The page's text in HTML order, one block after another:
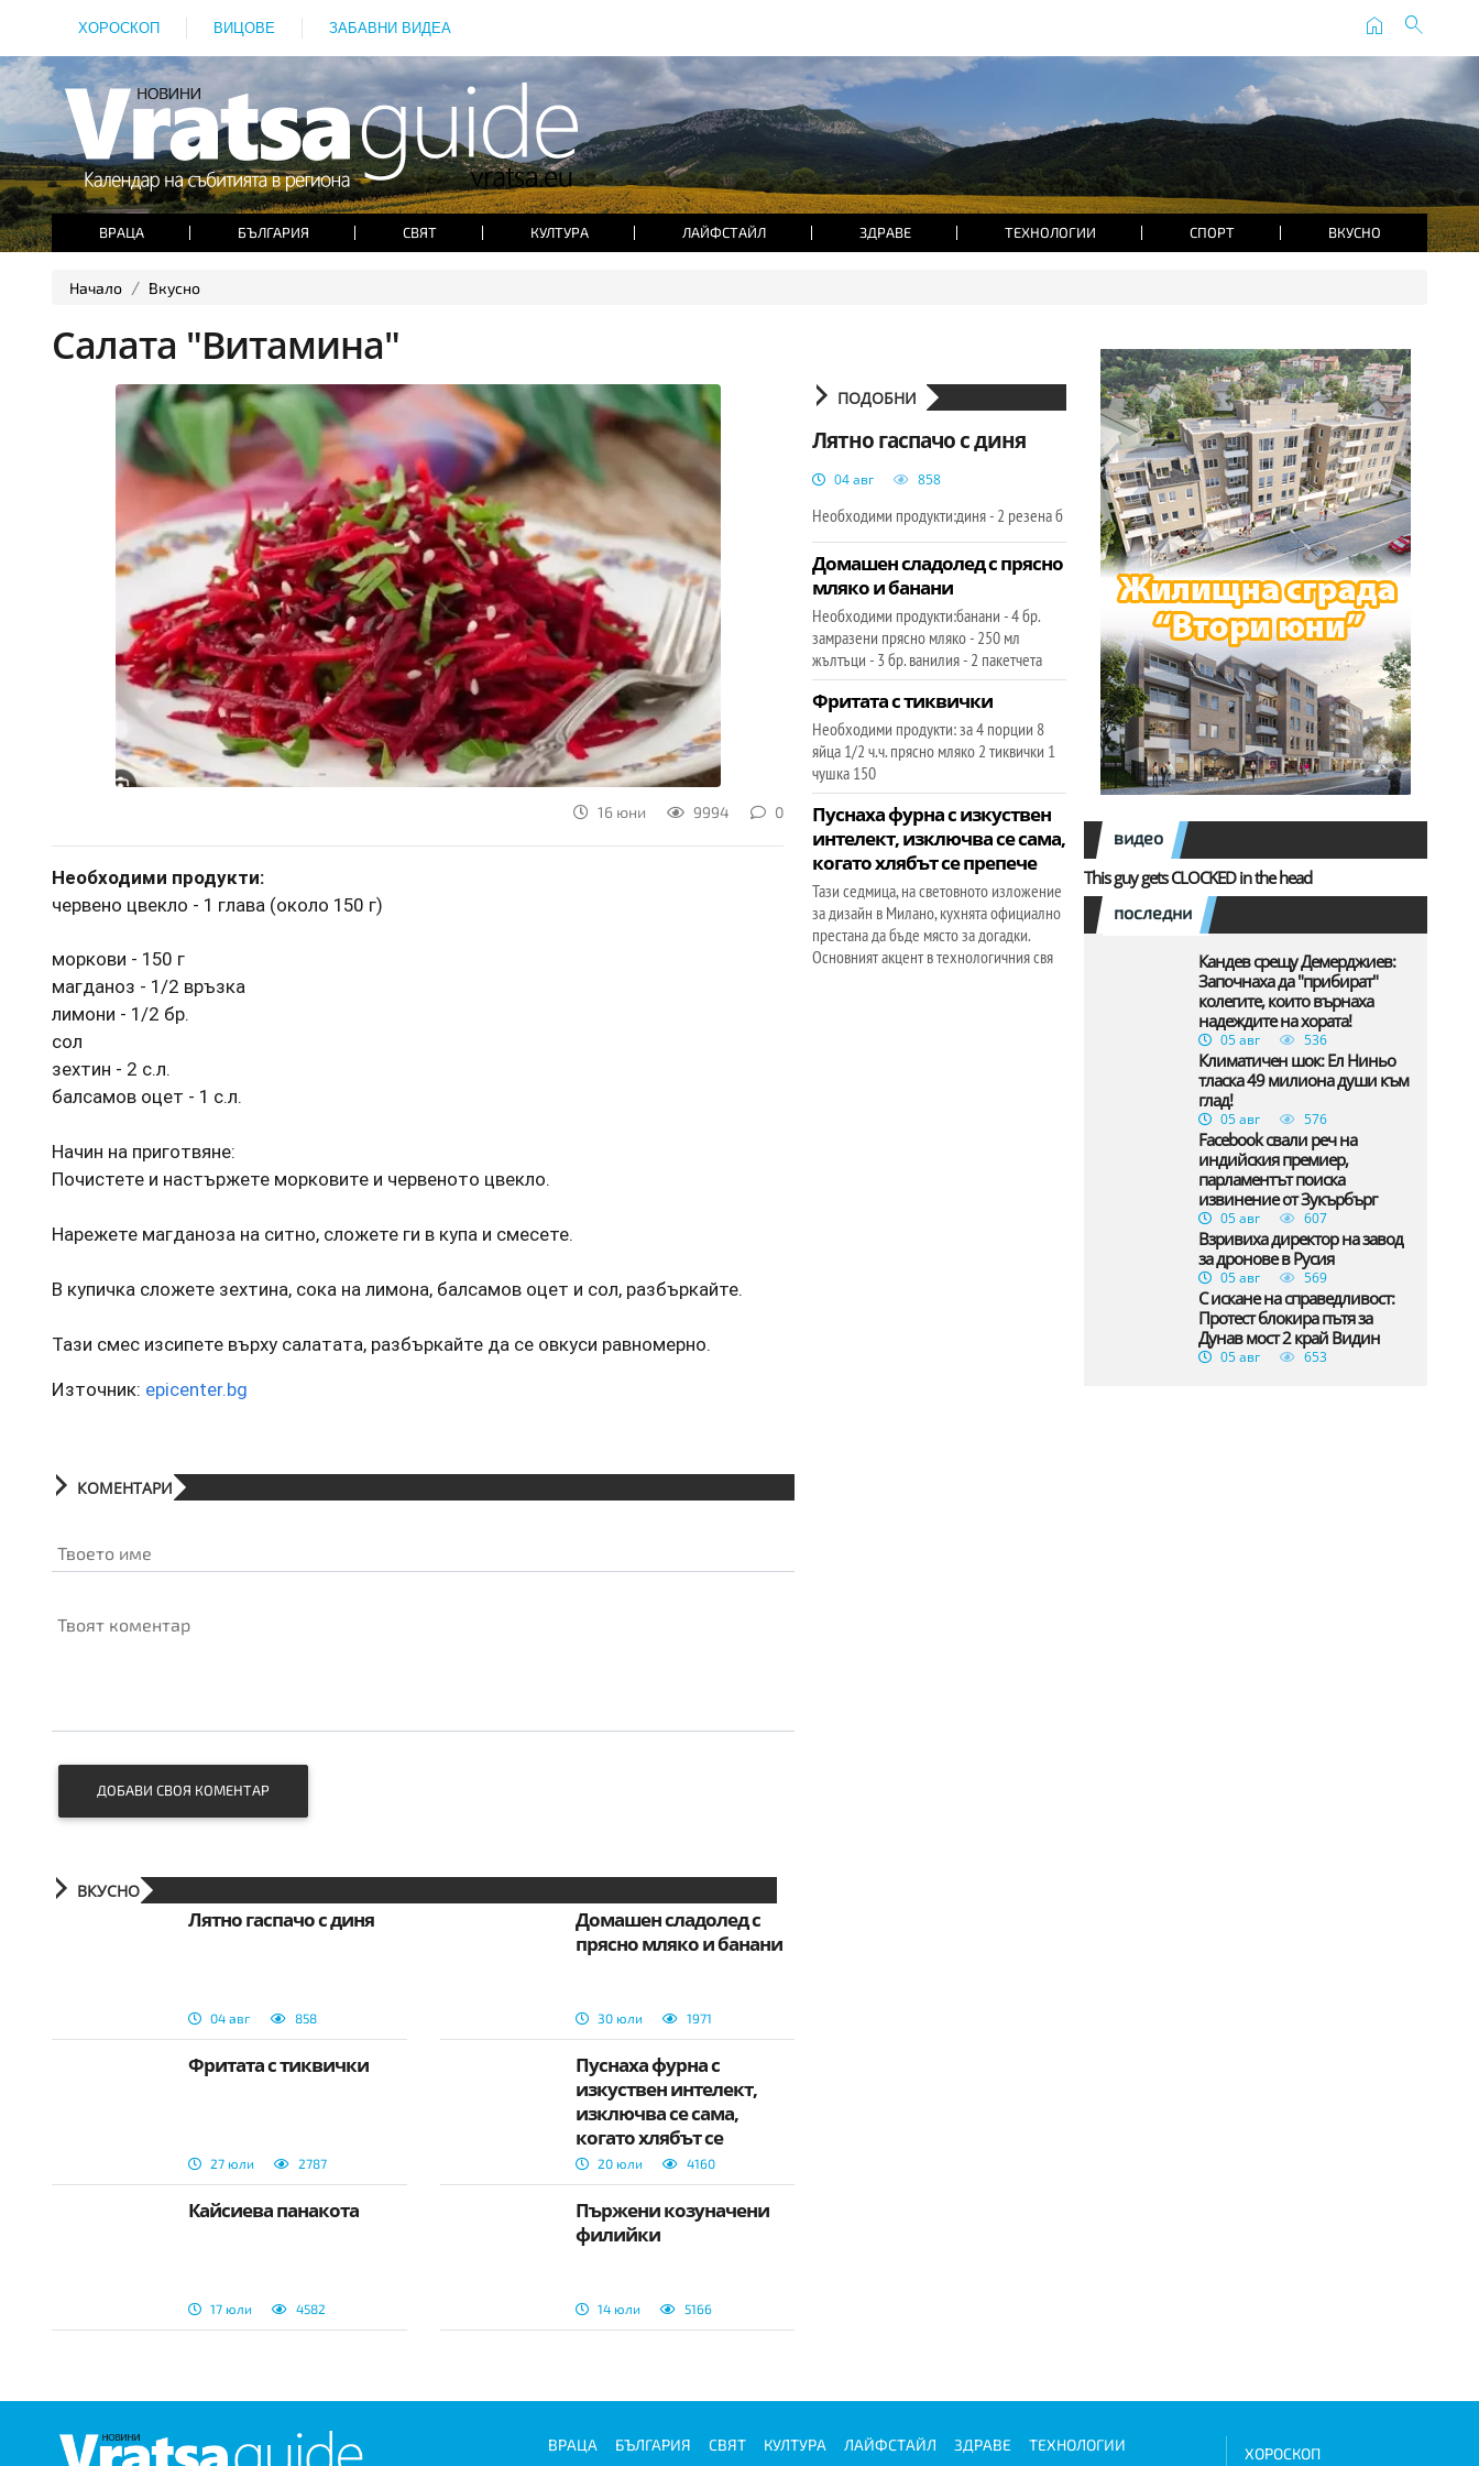
ХОРОСКОП ВИЦОВЕ ЗАБАВНИ ВИДЕА home search
ВРАЦА БЪЛГАРИЯ СВЯТ КУЛТУРА ЛАЙФСТАЙЛ ЗДРАВЕ ТЕХНОЛОГИИ СПОРТ ВКУСНО
Начало Вкусно
Салата "Витамина"
16 юни 9994 0
Необходими продукти:
червено цвекло - 1 глава (около 150 г)
моркови - 150 г
магданоз - 1/2 връзка
лимони - 1/2 бр.
сол
зехтин - 2 с.л.
балсамов оцет - 1 с.л.
Начин на приготвяне:
Почистете и настържете морковите и червеното цвекло.
Нарежете магданоза на ситно, сложете ги в купа и смесете.
В купичка сложете зехтина, сока на лимона, балсамов оцет и сол, разбъркайте.
Тази смес изсипете върху салатата, разбъркайте да се овкуси равномерно.
Източник: epicenter.bg
КОМЕНТАРИ
Твоето име
Твоят коментар
ДОБАВИ СВОЯ КОМЕНТАР
ВКУСНО
Лятно гаспачо с диня
04 авг 858
Домашен сладолед с
прясно мляко и банани
30 юли 1971
Фритата с тиквички
27 юли 2787
Пуснаха фурна с
изкуствен интелект,
изключва се сама,
когато хлябът се
препече
20 юли 4160
Кайсиева панакота
17 юли 4582
Пържени козуначени
филийки
14 юли 5166
ПОДОБНИ
Лятно гаспачо с диня
04 авг 858
Необходими продукти:диня - 2 резена б
Домашен сладолед с прясно
мляко и банани
Необходими продукти:банани - 4 бр.
замразени прясно мляко - 250 мл
жълтъци - 3 бр. ванилия - 2 пакетчета
Фритата с тиквички
Необходими продукти: за 4 порции 8
яйца 1/2 ч.ч. прясно мляко 2 тиквички 1
чушка 150
Пуснаха фурна с изкуствен
интелект, изключва се сама,
когато хлябът се препече
Тази седмица, на световното изложение
за дизайн в Милано, кухнята официално
престана да бъде място за догадки.
Основният акцент в технологичния свя
видео
This guy gets CLOCKED in the head
последни
Кандев срещу Демерджиев:
Започнаха да "прибират"
колегите, които върнаха
надеждите на хората!
05 авг 536
Климатичен шок: Ел Ниньо
тласка 49 милиона души към
глад!
05 авг 576
Facebook свали реч на
индийския премиер,
парламентът поиска
извинение от Зукърбърг
05 авг 607
Взривиха директор на завод
за дронове в Русия
05 авг 569
С искане на справедливост:
Протест блокира пътя за
Дунав мост 2 край Видин
05 авг 653
ВРАЦА БЪЛГАРИЯ СВЯТ КУЛТУРА ЛАЙФСТАЙЛ ЗДРАВЕ ТЕХНОЛОГИИ ХОРОСКОП